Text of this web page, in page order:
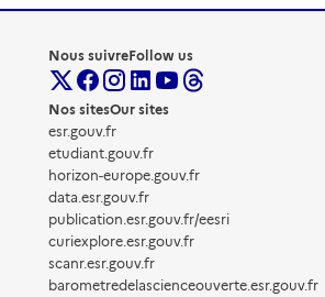
Nous suivreFollow us
Nos sitesOur sites
esr.gouv.fr
etudiant.gouv.fr
horizon-europe.gouv.fr
data.esr.gouv.fr
publication.esr.gouv.fr/eesri
curiexplore.esr.gouv.fr
scanr.esr.gouv.fr
barometredelascienceouverte.esr.gouv.fr